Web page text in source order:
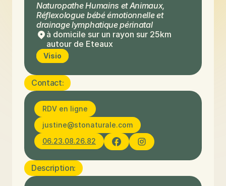
à domicile sur un rayon sur 25km
autour de Eteaux
Naturopathe Humains et Animaux,
Réflexologue bébé émotionnelle et
drainage lymphatique périnatal
Visio
Description:
Contact:
justine@stonaturale.com
06.23.08.26.82
RDV en ligne